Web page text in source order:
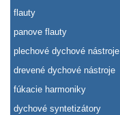
flauty
panove flauty
plechové dychové nástroje
drevené dychové nástroje
fúkacie harmoniky
dychové syntetizátory